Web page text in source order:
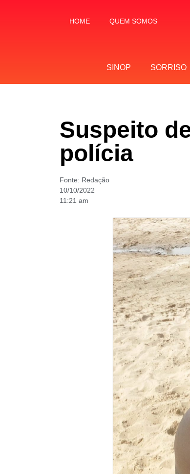
HOME QUEM SOMOS
SINOP SORRISO
Suspeito
polícia
Fonte: Redação
10/10/2022
11:21 am